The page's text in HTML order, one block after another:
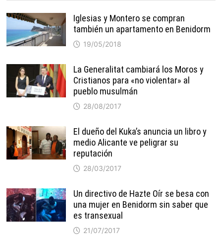
Iglesias y Montero se compran
también un apartamento en Benidorm
19/05/2018
La Generalitat cambiará los Moros y
Cristianos para «no violentar» al
pueblo musulmán
28/08/2017
El dueño del Kuka’s anuncia un libro y
medio Alicante ve peligrar su
reputación
28/03/2017
Un directivo de Hazte Oír se besa con
una mujer en Benidorm sin saber que
es transexual
21/07/2017